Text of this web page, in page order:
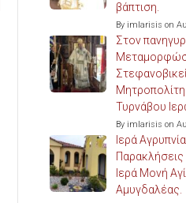
βάπτιση.
By imlarisis on
Στον
Τυρνάβου
By imlarisis on
Ιερά
Ιερά Μονή
Αμυγδαλέας.